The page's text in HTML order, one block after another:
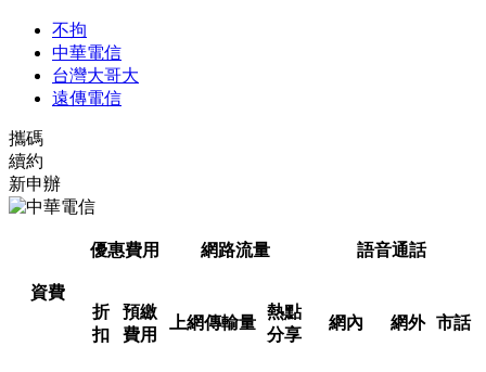
不拘
中華電信
台灣大哥大
遠傳電信
攜碼
續約
新申辦
資費
優惠費用 網路流量 語音通話
折
扣
預繳
費用
上網傳輸量
熱點
分享
網內 網外 市話